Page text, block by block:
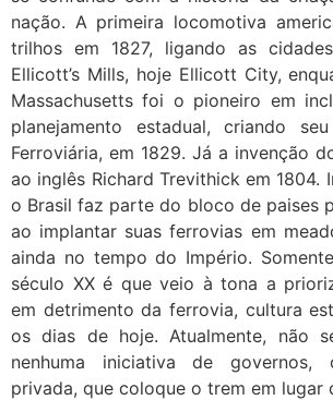
nação. A primeira locomotiva
trilhos em 1827, ligando as
Ellicott’s Mills, hoje Ellicott City,
Massachusetts foi o pioneiro em
planejamento estadual, criando
Ferroviária, em 1829. Já a invenção
ao inglês Richard Trevithick em 1804.
o Brasil faz parte do bloco de paises
ao implantar suas ferrovias em
ainda no tempo do Império.
século XX é que veio à tona a
em detrimento da ferrovia, cultura
os dias de hoje. Atualmente, não
nenhuma iniciativa de
privada, que coloque o trem em lugar